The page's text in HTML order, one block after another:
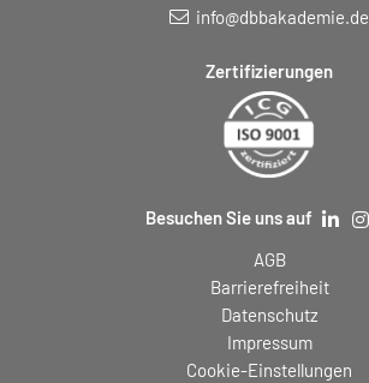
info@dbbakademie.de
Zertifizierungen
Besuchen Sie uns auf
AGB
Barrierefreiheit
Datenschutz
Impressum
Cookie-Einstellungen